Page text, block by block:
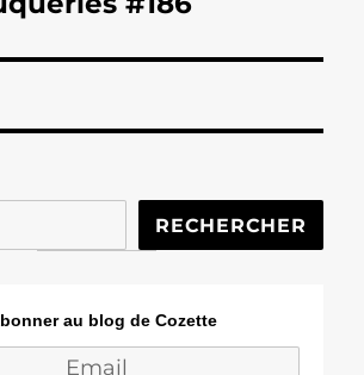
RECHERCHER
au blog de Cozette